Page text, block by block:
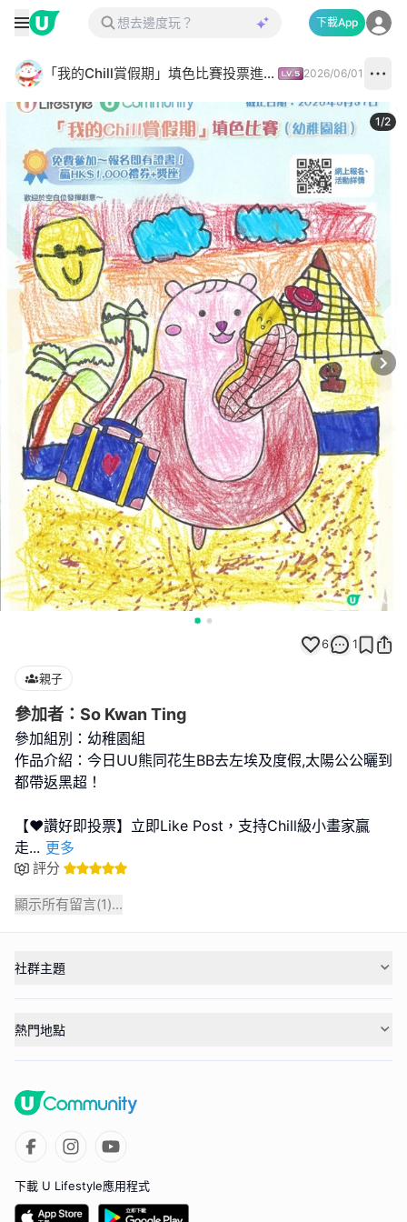
下載App
「我的Chill賞假期」填色比賽投票進行中✅ 2026/06/01
1/2
6 1
親子
參加者：So Kwan Ting
參加組別：幼稚園組
作品介紹：今日UU熊同花生BB去左埃及度假,太陽公公曬到
都帶返黑超！
【❤️讚好即投票】立即Like Post，支持Chill級小畫家贏
走... 更多
評分
顯示所有留言(1)...
社群主題
熱門地點
下載 U Lifestyle應用程式